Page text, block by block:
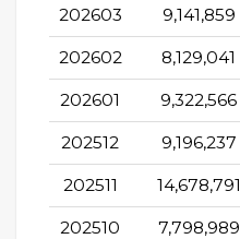
202603 9,141,859
202602 8,129,041
202601 9,322,566
202512 9,196,237
202511 14,678,791
202510 7,798,989